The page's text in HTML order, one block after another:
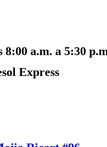
a.m. a 5:30
Express